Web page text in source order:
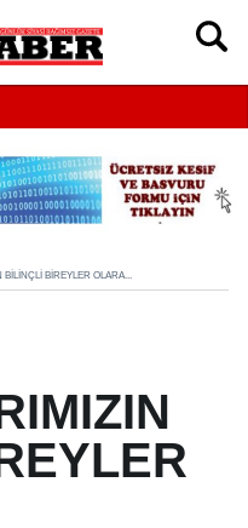
BİREYLER OLARA...